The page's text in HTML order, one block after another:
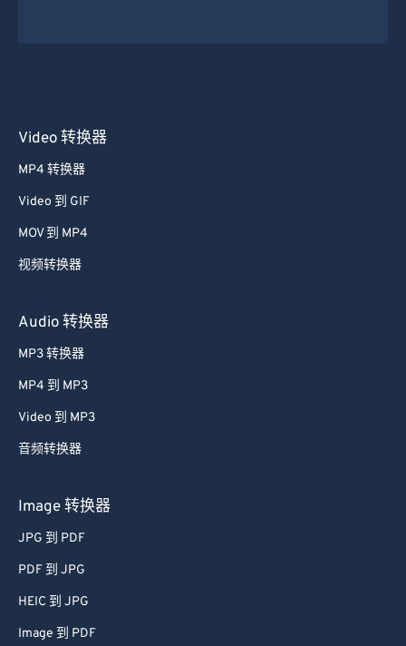
Video 转换器
MP4 转换器
Video 到 GIF
MOV 到 MP4
视频转换器
Audio 转换器
MP3 转换器
MP4 到 MP3
Video 到 MP3
音频转换器
Image 转换器
JPG 到 PDF
PDF 到 JPG
HEIC 到 JPG
Image 到 PDF